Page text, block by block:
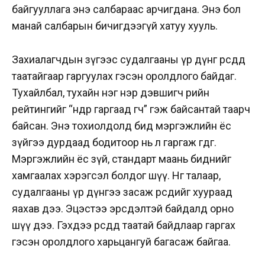
байгууллага энэ салбараас арчигдана. Энэ бол
манай салбарын бичигдээгүй хатуу хууль.
Захиалагчдын зүгээс судалгааны үр дүнг өөрсдөдөө
таатайгаар гаргуулах гэсэн оролдлого байдаг.
Тухайлбал, тухайн нэг нэр дэвшигч өөрийн
рейтингийг “өндөр гаргаад өгөөч” гэж байсантай таарч
байсан. Энэ тохиолдолд бид мэргэжлийн ёс
зүйгээ дурдаад бодитоор нь л гаргаж өгдөг.
Мэргэжлийн ёс зүй, стандарт маань биднийг
хамгаалах хэрэгсэл болдог шүү. Нөгөө талаар,
судалгааны үр дүнгээ засаж өөрсдийгөө хуураад
яахав дээ. Эцэстээ эрсдэлтэй байдалд орно
шүү дээ. Гэхдээ өөрсдөдөө таатай байдлаар гаргах
гэсэн оролдлого харьцангуй багасаж байгаа.